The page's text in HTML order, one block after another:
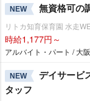
NEW 無資格可の
リトカ知育保育園 水走
時給1,177円～
アルバイト・パート / 大
NEW
デイサービ
タッフ